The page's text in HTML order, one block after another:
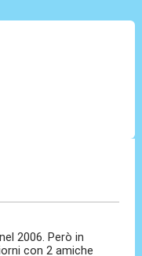
2006. Però in
con 2 amiche